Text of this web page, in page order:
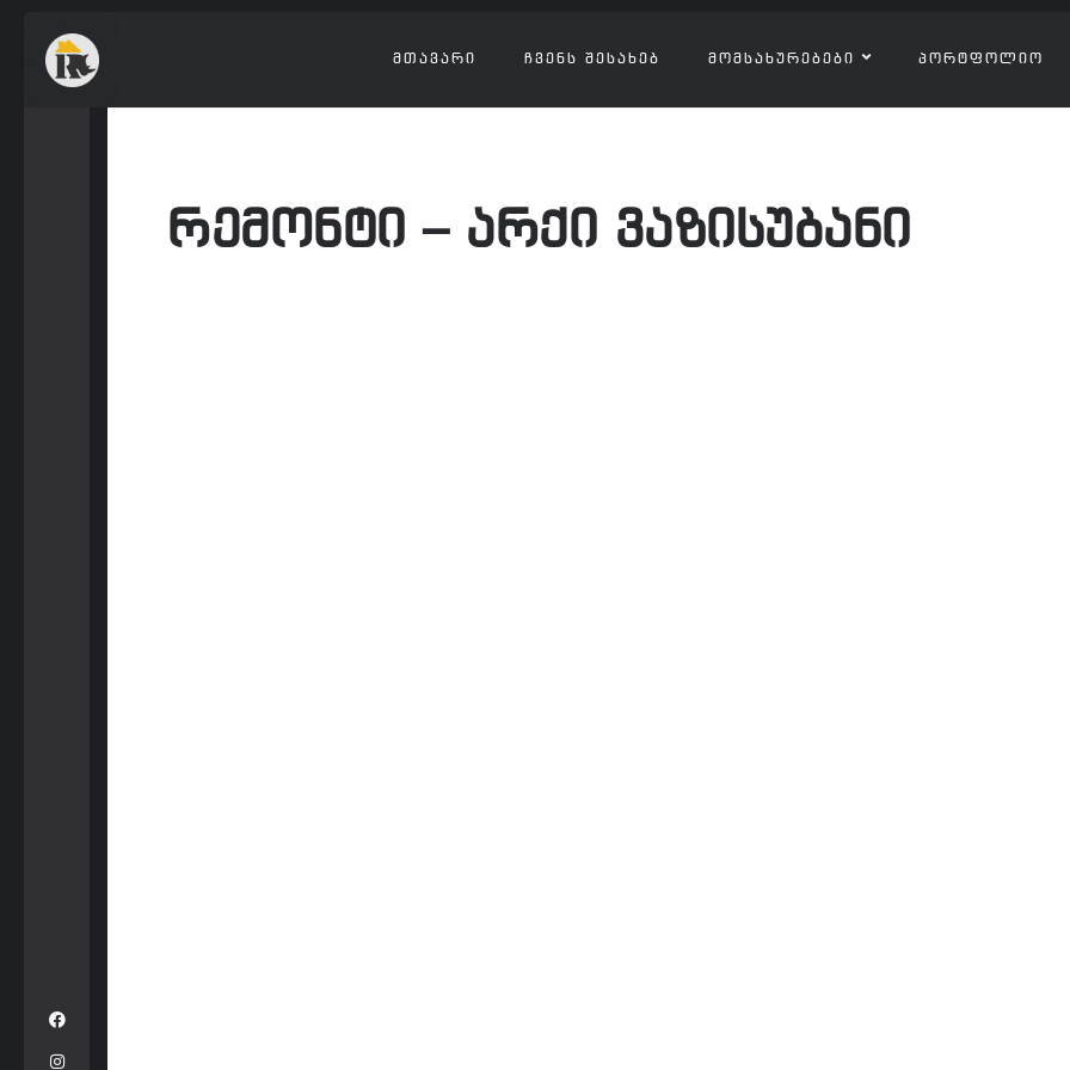
ᲛᲗᲐᲕᲐᲠᲘ ᲩᲕᲔᲜᲡ ᲨᲔᲡᲐᲮᲔᲑ ᲛᲝᲛᲡᲐᲮᲣᲠᲔᲑᲔᲑᲘ ᲞᲝᲠᲢᲤᲝᲚᲘᲝ
რემონტი – არქი ვაზისუბანი